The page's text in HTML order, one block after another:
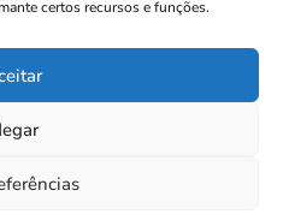
certos recursos e funções.
de Faro. Todos os direitos
w4m digital solutions